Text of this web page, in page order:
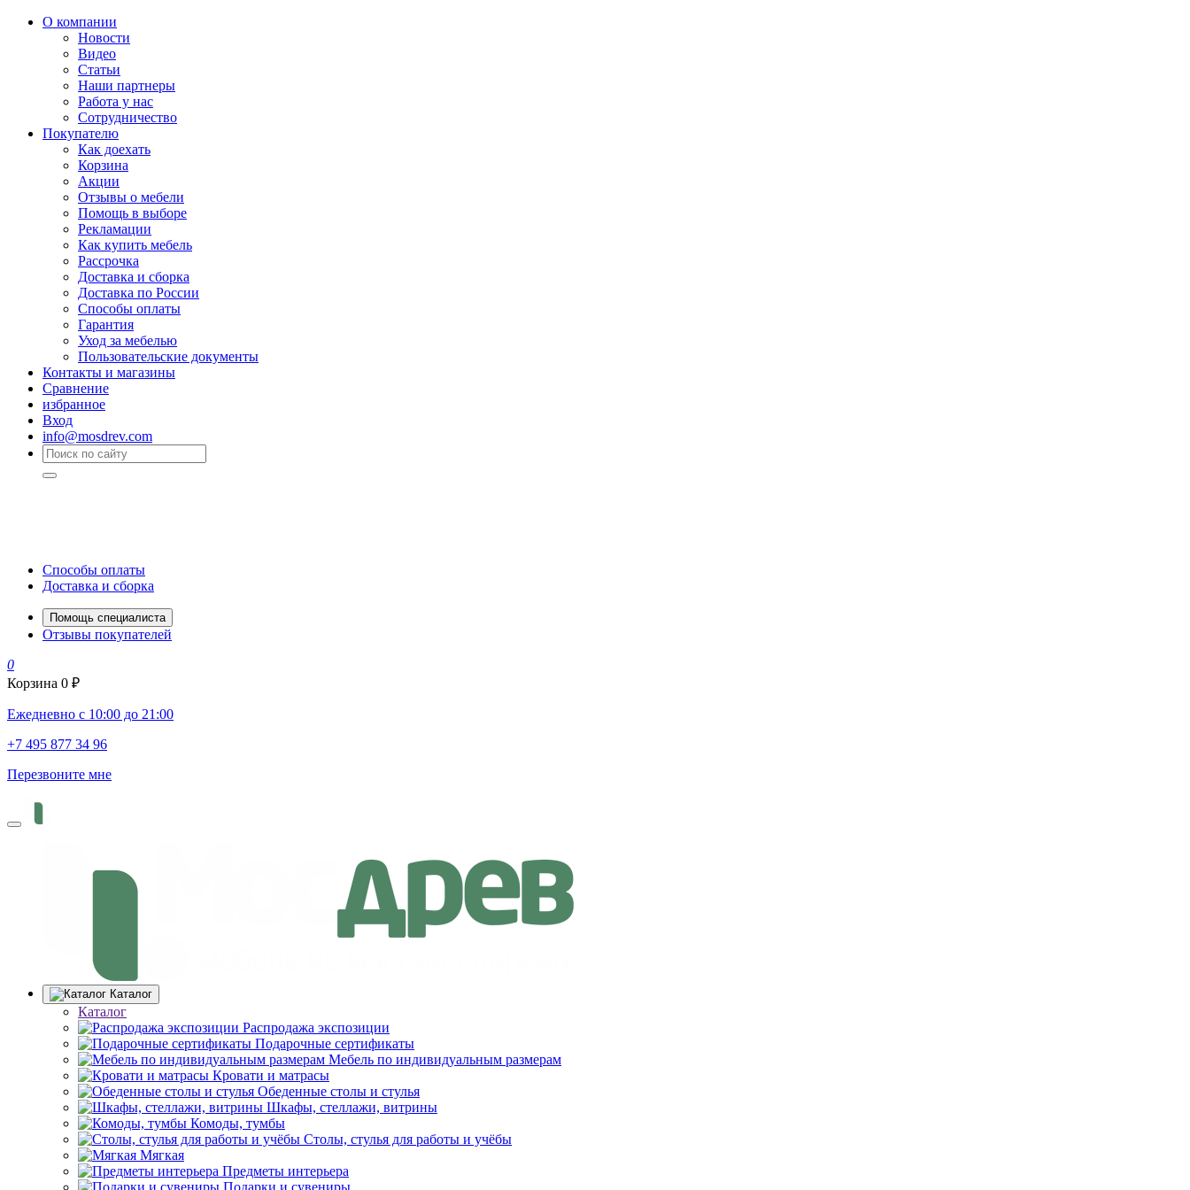
О компании
Новости
Видео
Статьи
Наши партнеры
Работа у нас
Сотрудничество
Покупателю
Как доехать
Корзина
Акции
Отзывы о мебели
Помощь в выборе
Рекламации
Как купить мебель
Рассрочка
Доставка и сборка
Доставка по России
Способы оплаты
Гарантия
Уход за мебелью
Пользовательские документы
Контакты и магазины
Сравнение
избранное
Вход
info@mosdrev.com
Способы оплаты
Доставка и сборка
Помощь специалиста
Отзывы покупателей
0
Корзина 0 ₽
Ежедневно с 10:00 до 21:00
+7 495 877 34 96
Перезвоните мне
Каталог
Каталог
Распродажа экспозиции
Подарочные сертификаты
Мебель по индивидуальным размерам
Кровати и матрасы
Обеденные столы и стулья
Шкафы, стеллажи, витрины
Комоды, тумбы
Столы, стулья для работы и учёбы
Мягкая
Предметы интерьера
Подарки и сувениры